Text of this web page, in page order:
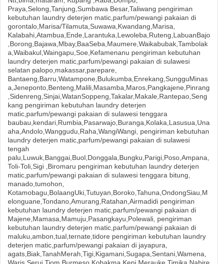
Praya,Selong,Tanjung,Sumbawa Besar,Taliwang pengiriman
kebutuhan laundry deterjen matic,parfum/pewangi pakaian di
gorontalo,Marisa/Tilamuta,Suwawa,Kwandang,Marisa,
Kalabahi,Atambua,Ende,Larantuka,Lewoleba,Ruteng,LabuanBajo
,Borong,Bajawa,Mbay,BaaSeba,Maumere,Waikabubak,Tambolak
a,Waibakul,Waingapu,Soe,Kefamenanu pengiriman kebutuhan
laundry deterjen matic,parfum/pewangi pakaian di sulawesi
selatan palopo,makassar,parepare,
Bantaeng,Barru,Watampone,Bulukumba,Enrekang,SungguMinas
a,Jeneponto,Benteng,Malili,Masamba,Maros,Pangkajene,Pinrang
,Sidenreng,Sinjai,WatanSoppeng,Takalar,Makale,Rantepao,Seng
kang pengiriman kebutuhan laundry deterjen
matic,parfum/pewangi pakaian di sulawesi tenggara
baubau,kendari,Rumbia,Pasarwajo,Buranga,Kolaka,Lasusua,Una
aha,Andolo,Wanggudu,Raha,WangiWangi, pengiriman kebutuhan
laundry deterjen matic,parfum/pewangi pakaian di sulawesi
tengah
palu,Luwuk,Banggai,Buol,Donggala,Bungku,Parigi,Poso,Ampana,
Toli-Toli,Sigi ,Biromaru pengiriman kebutuhan laundry deterjen
matic,parfum/pewangi pakaian di sulawesi tenggara bitung,
manado,tumohon,
Kotamobagu,BolaangUki,Tutuyan,Boroko,Tahuna,OndongSiau,M
elonguane,Tondano,Amurang,Ratahan,Airmadidi pengiriman
kebutuhan laundry deterjen matic,parfum/pewangi pakaian di
Majene,Mamasa,Mamuju,Pasangkayu,Polewali, pengiriman
kebutuhan laundry deterjen matic,parfum/pewangi pakaian di
maluku,ambon,tual,ternate,tidore pengiriman kebutuhan laundry
deterjen matic,parfum/pewangi pakaian di jayapura,
agats,Biak,TanahMerah,Tigi,Kigamani,Sugapa,Sentani,Wamena,
Waris,Serui,Tiom,Burmeso,Kobakma,Kepi,Merauke,Timika,Nabire